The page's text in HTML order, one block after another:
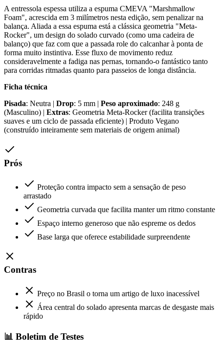
A entressola espessa utiliza a espuma CMEVA "Marshmallow
Foam", acrescida em 3 milímetros nesta edição, sem penalizar na
balança. Aliada a essa espuma está a clássica geometria "Meta-
Rocker", um design do solado curvado (como uma cadeira de
balanço) que faz com que a passada role do calcanhar à ponta de
forma muito instintiva. Esse fluxo de movimento reduz
consideravelmente a fadiga nas pernas, tornando-o fantástico tanto
para corridas ritmadas quanto para passeios de longa distância.
Ficha técnica
Pisada: Neutra | Drop: 5 mm | Peso aproximado: 248 g
(Masculino) | Extras: Geometria Meta-Rocker (facilita transições
suaves e um ciclo de passada eficiente) | Produto Vegano
(construído inteiramente sem materiais de origem animal)
Prós
Proteção contra impacto sem a sensação de peso
arrastado
Geometria curvada que facilita manter um ritmo constante
Espaço interno generoso que não espreme os dedos
Base larga que oferece estabilidade surpreendente
Contras
Preço no Brasil o torna um artigo de luxo inacessível
Área central do solado apresenta marcas de desgaste mais
rápido
📊 Boletim de Testes